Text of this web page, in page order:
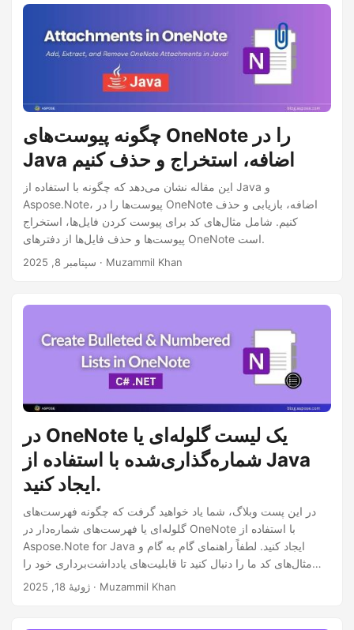
چگونه پیوست‌های OneNote را در
Java اضافه، استخراج و حذف کنیم
این مقاله نشان می‌دهد که چگونه با استفاده از Java و
Aspose.Note، پیوست‌ها را در OneNote اضافه، بازیابی و حذف
کنیم. شامل مثال‌های کد برای پیوست کردن فایل‌ها، استخراج
پیوست‌ها و حذف فایل‌ها از دفترهای OneNote است.
سپتامبر 8, 2025 · Muzammil Khan
در OneNote یک لیست گلوله‌ای یا
شماره‌گذاری‌شده با استفاده از Java
ایجاد کنید.
در این پست وبلاگ، شما یاد خواهید گرفت که چگونه فهرست‌های
گلوله‌ای یا فهرست‌های شماره‌دار در OneNote با استفاده از
Aspose.Note for Java ایجاد کنید. لطفاً راهنمای گام به گام و
مثال‌های کد ما را دنبال کنید تا قابلیت‌های یادداشت‌برداری خود را
ژوئیهٔ 18, 2025 · Muzammil Khan